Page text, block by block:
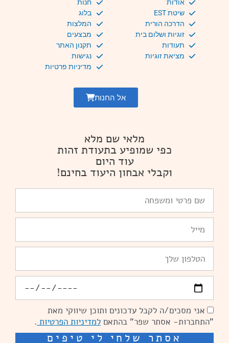
אודות
שיטת EST
הדרכה הורית
זוגיות ושלום בית
תעודות
מציאת זוגיות
חנות
בלוג
המלצות
מבצעים
תקנון האתר
נגישות
מדיניות פרטיות
אל החנות
מלאי שם מלא
כפי שמופיע בתעודת זהות
עוד היום
וקבלי אבחון היעוד בחינם!
פרטי
ומשפחה
הסכמהאני מסכים/ה לקבל עדכונים ותוכן שיווקי מאת
"התחברות- אסתר שפר" בהתאם למדיניות הפרטיות .
אסתר שלחי לי טיפים